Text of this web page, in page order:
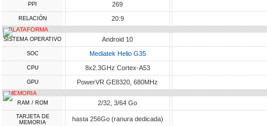
PPI 269
RELACIÓN 20:9
PLATAFORMA
SISTEMA OPERATIVO Android 10
SOC Mediatek Helio G35
CPU 8x2.3GHz Cortex-A53
GPU PowerVR GE8320, 680MHz
MEMORIA
RAM / ROM 2/32, 3/64 Go
TARJETA DE
MEMORIA
hasta 256Go (ranura dedicada)